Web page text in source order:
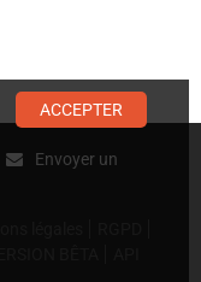
Envoyer un
ACCEPTER